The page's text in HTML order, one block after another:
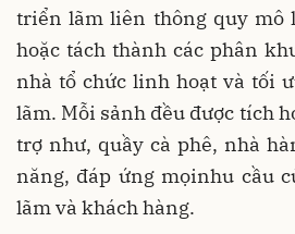
triển lãm liên thông quy mô
hoặc tách thành các phân
nhà tổ chức linh hoạt và tối
lãm. Mỗi sảnh đều được tích
trợ như, quầy cà phê, nhà
năng, đáp ứng mọinhu cầu
lãm và khách hàng.